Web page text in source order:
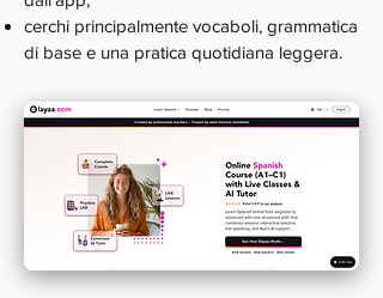
cerchi principalmente vocaboli, grammatica
di base e una pratica quotidiana leggera.